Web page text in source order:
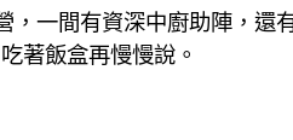
一間有資深中廚助陣，
著飯盒再慢慢說。